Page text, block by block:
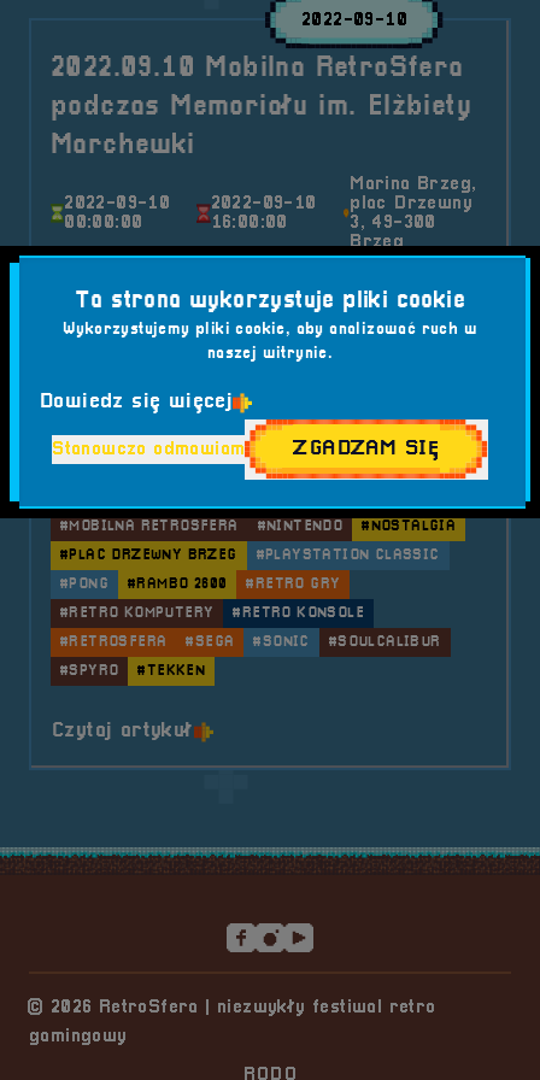
2022-09-10
2022.09.10 Mobilna RetroSfera
podczas Memoriału im. Elżbiety
Marchewki
2022-09-10
00:00:00
2022-09-10
16:00:00
Marina Brzeg,
plac Drzewny
3, 49-300
Brzeg
uczestniczyć w Memoriale im. Elżbiety
Marchewki...
Tagi: #AMIGA #ATARI
#BRZEG
#COMMODORE #CRASH
#FESTIWAL RETRO
#MOBILNA RETROSFERA
#NINTENDO
#NOSTALGIA
#PLAC DRZEWNY BRZEG
#PLAYSTATION CLASSIC
#PONG
#RAMBO 2600
#RETRO GRY
#RETRO KOMPUTERY
#RETRO KONSOLE
#RETROSFERA
#SEGA #SONIC
#SOULCALIBUR
#SPYRO
#TEKKEN
Czytaj artykuło tytule 2022.09.10 Mobilna
© 2026 RetroSfera | niezwykły festiwal retro
gamingowy
RODO
Ta strona wykorzystuje pliki cookie
Wykorzystujemy pliki cookie, aby analizować ruch w
naszej witrynie.
Dowiedz się więcej
Stanowczo odmawiam ZGADZAM SIĘ